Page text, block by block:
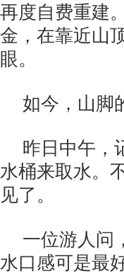
再度自费重建
金，在靠近山
眼。
如今，山脚
昨日中午，
水桶来取水。
见了。
一位游人问
水口感可是最